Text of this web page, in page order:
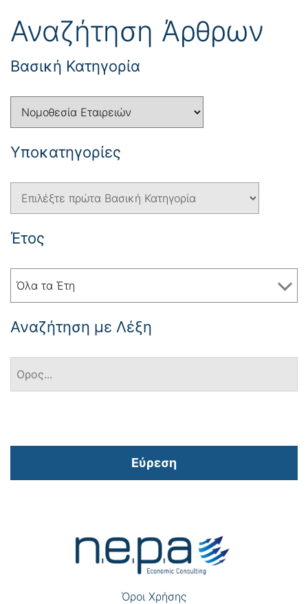
Αναζήτηση Άρθρων
Βασική Κατηγορία
Yποκατηγορίες
Έτος
Όλα τα Έτη
Αναζήτηση με Λέξη
Εύρεση
Όροι Χρήσης